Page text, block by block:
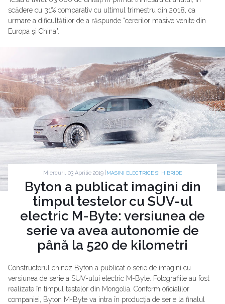
scădere cu 31% comparativ cu ultimul trimestru din 2018, ca
urmare a dificultăților de a răspunde "cererilor masive venite din
Europa și China".
Miercuri, 03 Aprilie 2019 | MASINI ELECTRICE SI HIBRIDE
Byton a publicat imagini din
timpul testelor cu SUV-ul
electric M-Byte: versiunea de
serie va avea autonomie de
până la 520 de kilometri
Constructorul chinez Byton a publicat o serie de imagini cu
versiunea de serie a SUV-ului electric M-Byte. Fotografiile au fost
realizate în timpul testelor din Mongolia. Conform oficialilor
companiei, Byton M-Byte va intra în producția de serie la finalul